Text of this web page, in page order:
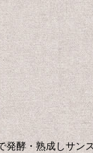
酵・熟成しサン